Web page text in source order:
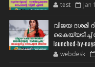
test Jan
വിജയ
കൈയ്യടിച്ച്
launched-by-
webdesk